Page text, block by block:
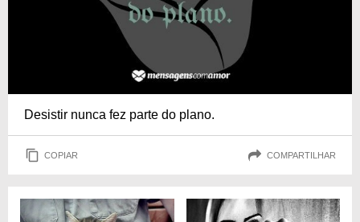
Desistir nunca fez parte do plano.
COPIAR COMPARTILHAR